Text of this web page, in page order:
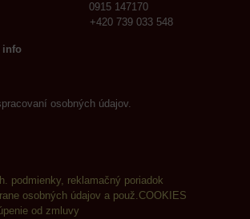
147170
739 033 548
info
osobných údajov.
podmienky, reklamačný poriadok
osobných údajov a použ.COOKIES
od zmluvy